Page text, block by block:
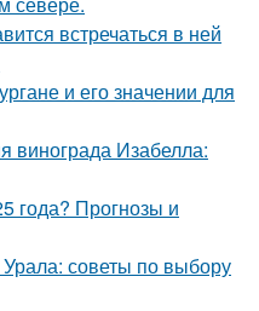
встречаться в ней
и его значении для
винограда Изабелла:
года? Прогнозы и
советы по выбору